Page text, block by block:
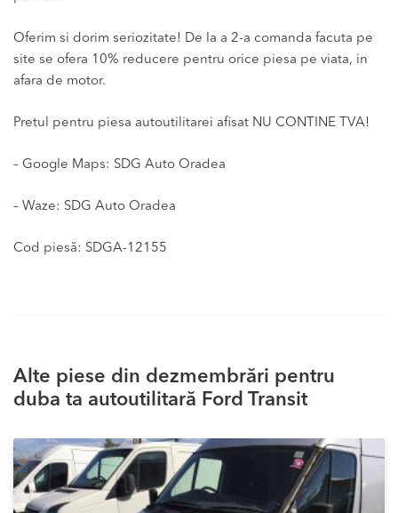
Oferim si dorim seriozitate! De la a 2-a comanda facuta pe
site se ofera 10% reducere pentru orice piesa pe viata, in
afara de motor.
Pretul pentru piesa autoutilitarei afisat NU CONTINE TVA!
– Google Maps: SDG Auto Oradea
– Waze: SDG Auto Oradea
Cod piesă: SDGA-12155
Alte piese din dezmembrări pentru
duba ta autoutilitară Ford Transit